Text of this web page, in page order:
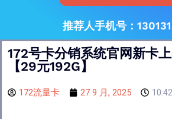
推荐人手机号：
172号卡分销系统官网新卡
【29元192G】
172流量卡 27 9 月, 2025